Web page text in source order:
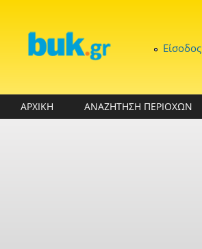
Είσοδος
ΑΡΧΙΚΗ ΑΝΑΖΗΤΗΣΗ ΠΕΡΙΟΧΩΝ